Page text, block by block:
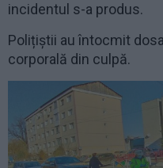
incidentul s-a produs.
Polițiștii au întocmit
corporală din culpă.